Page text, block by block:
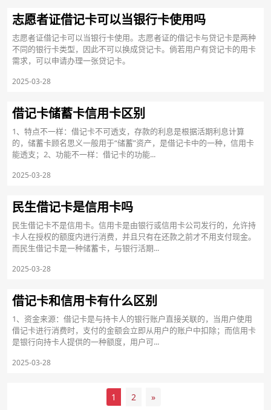
志愿者证借记卡可以当银行卡使用吗
志愿者证借记卡可以当银行卡使用。志愿者证的借记卡与贷记卡是两种
不同的银行卡类型，因此不可以换成贷记卡。倘若用户有贷记卡的用卡
需求，可以申请办理一张贷记卡。
2025-03-28
借记卡储蓄卡信用卡区别
1、特点不一样：借记卡不可透支，存款的利息是根据活期利息计算
的，储蓄卡顾名思义一般用于“储蓄”资产，是借记卡中的一种，信用卡
能透支；2、功能不一样：借记卡的功能...
2025-03-28
民生借记卡是信用卡吗
民生借记卡不是信用卡。信用卡是由银行或信用卡公司发行的，允许持
卡人在授权的额度内进行消费，并且只有在还款之前才不用支付现金。
而民生借记卡是一种储蓄卡，与银行活期...
2025-03-28
借记卡和信用卡有什么区别
1、资金来源：借记卡是与持卡人的银行账户直接关联的，当用户使用
借记卡进行消费时，支付的金额会立即从用户的账户中扣除；而信用卡
是银行向持卡人提供的一种额度，用户可...
2025-03-28
1 2 »